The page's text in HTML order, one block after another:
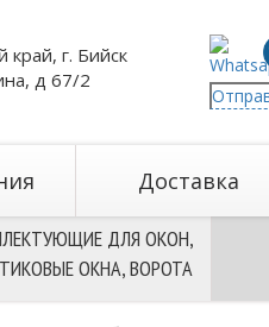
край, г. Бийск
д 67/2
Доставка
ДЛЯ ОКОН,
ОКНА, ВОРОТА